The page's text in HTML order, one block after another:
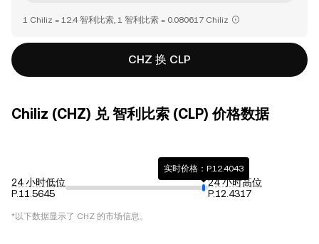
1 Chiliz = 12.4 智利比索, 1 智利比索 = 0.080617 Chiliz
CHZ 换 CLP
Chiliz (CHZ) 兑 智利比索 (CLP) 价格数据
24 小时低位
P.11.5645
实时价格：P.12.4043
24 小时高位
P.12.4317
*以下数据显示了 CHZ 的市场信息。